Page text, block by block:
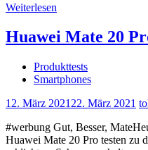
Weiterlesen
Huawei Mate 20
Produkttests
Smartphones
12. März 2021 22. März 2021
#werbung Gut, Besser,
Huawei Mate 20 Pro testen zu